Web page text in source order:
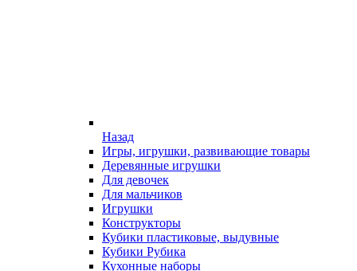
Назад
Игры, игрушки, развивающие товары
Деревянные игрушки
Для девочек
Для мальчиков
Игрушки
Конструкторы
Кубики пластиковые, выдувные
Кубики Рубика
Кухонные наборы